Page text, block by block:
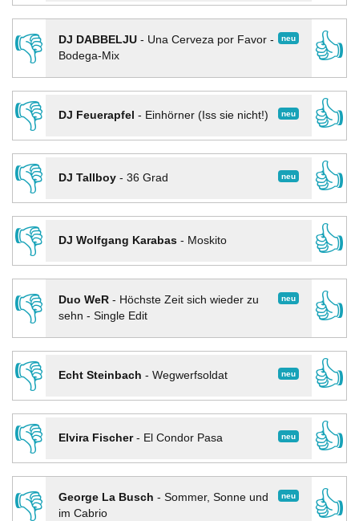
👎
neu
DJ DABBELJU- Una Cerveza por Favor -
Bodega-Mix
👍
👎
neu
DJ Feuerapfel - Einhörner (Iss sie nicht!)
👍
👎
neu
DJ Tallboy- 36 Grad
👍
👎
DJ Wolfgang Karabas- Moskito
👍
👎
neu
Duo WeR- Höchste Zeit sich wieder zu
sehn - Single Edit
👍
👎
neu
Echt Steinbach - Wegwerfsoldat
👍
👎
neu
Elvira Fischer- El Condor Pasa
👍
👎
neu
George La Busch - Sommer, Sonne und
im Cabrio
👍